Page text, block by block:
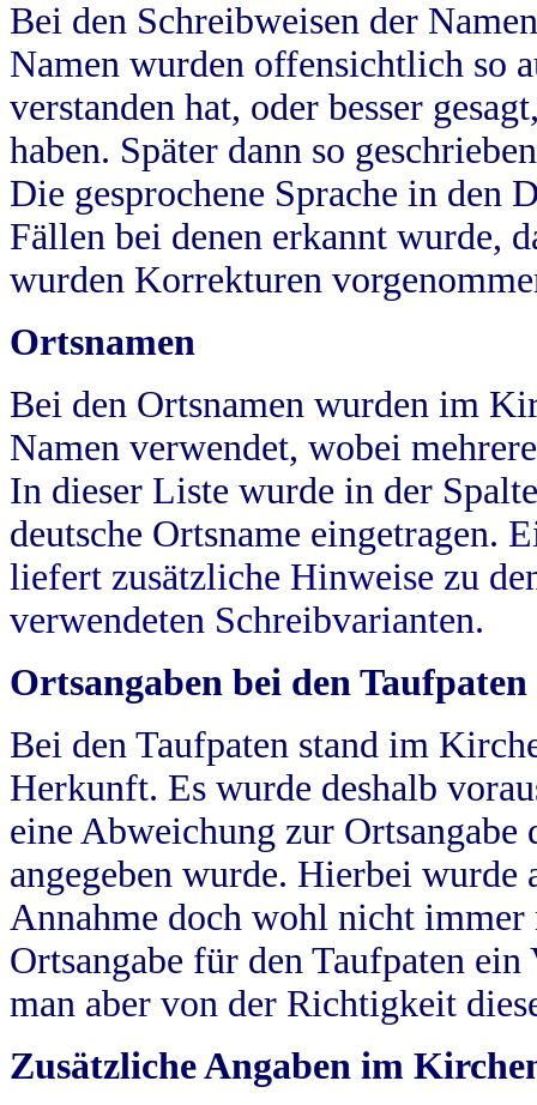
Bei den Schreibweisen der
Namen wurden offensichtlich so
verstanden hat, oder besser
haben. Später dann so
Die gesprochene Sprache in
Fällen bei denen erkannt wurde,
wurden Korrekturen
Ortsnamen
Bei den Ortsnamen wurden im
Namen verwendet, wobei
In dieser Liste wurde in der
deutsche Ortsname eingetragen.
liefert zusätzliche Hinweise zu
verwendeten Schreibvarianten.
Ortsangaben bei den Taufpaten
Bei den Taufpaten stand im
Herkunft. Es wurde deshalb
eine Abweichung zur
angegeben wurde. Hierbei wurde
Annahme doch wohl nicht
Ortsangabe für den Taufpaten
man aber von der Richtigkeit
Zusätzliche Angaben im